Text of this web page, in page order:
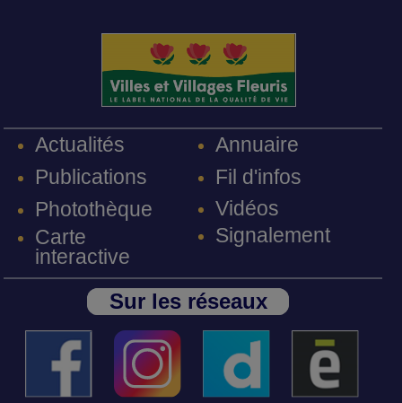
Actualités
Publications
Photothèque
Carte
interactive
Annuaire
Fil d'infos
Vidéos
Signalement
Sur les réseaux